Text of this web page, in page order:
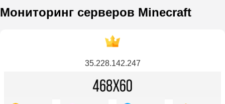
Мониторинг серверов Minecraft
35.228.142.247